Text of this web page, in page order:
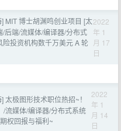
MIT 博士胡渊鸣创业项目 [太
后端/流媒体/编译器/分布式
投资机构数千万美元 A 轮
2022
年 1
月 17
日
太极图形技术职位热招~！
流媒体/编译器/分布式系统
权回报与福利~
2022
年 1
月 14
日